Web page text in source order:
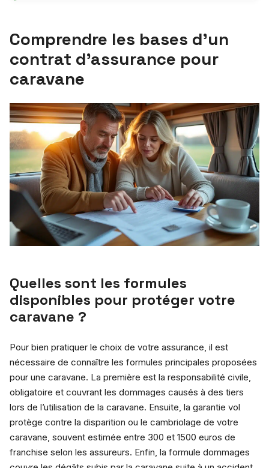
Comprendre les bases d’un
contrat d’assurance pour
caravane
Quelles sont les formules
disponibles pour protéger votre
caravane ?
Pour bien pratiquer le choix de votre assurance, il est
nécessaire de connaître les formules principales proposées
pour une caravane. La première est la responsabilité civile,
obligatoire et couvrant les dommages causés à des tiers
lors de l’utilisation de la caravane. Ensuite, la garantie vol
protège contre la disparition ou le cambriolage de votre
caravane, souvent estimée entre 300 et 1500 euros de
franchise selon les assureurs. Enfin, la formule dommages